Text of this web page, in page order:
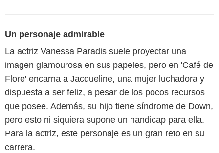
Un personaje admirable
La actriz Vanessa Paradis suele proyectar una
imagen glamourosa en sus papeles, pero en 'Café de
Flore' encarna a Jacqueline, una mujer luchadora y
dispuesta a ser feliz, a pesar de los pocos recursos
que posee. Además, su hijo tiene síndrome de Down,
pero esto ni siquiera supone un handicap para ella.
Para la actriz, este personaje es un gran reto en su
carrera.